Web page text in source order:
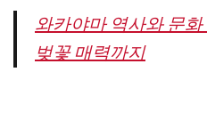
와카야마 역사와 문
벚꽃 매력까지